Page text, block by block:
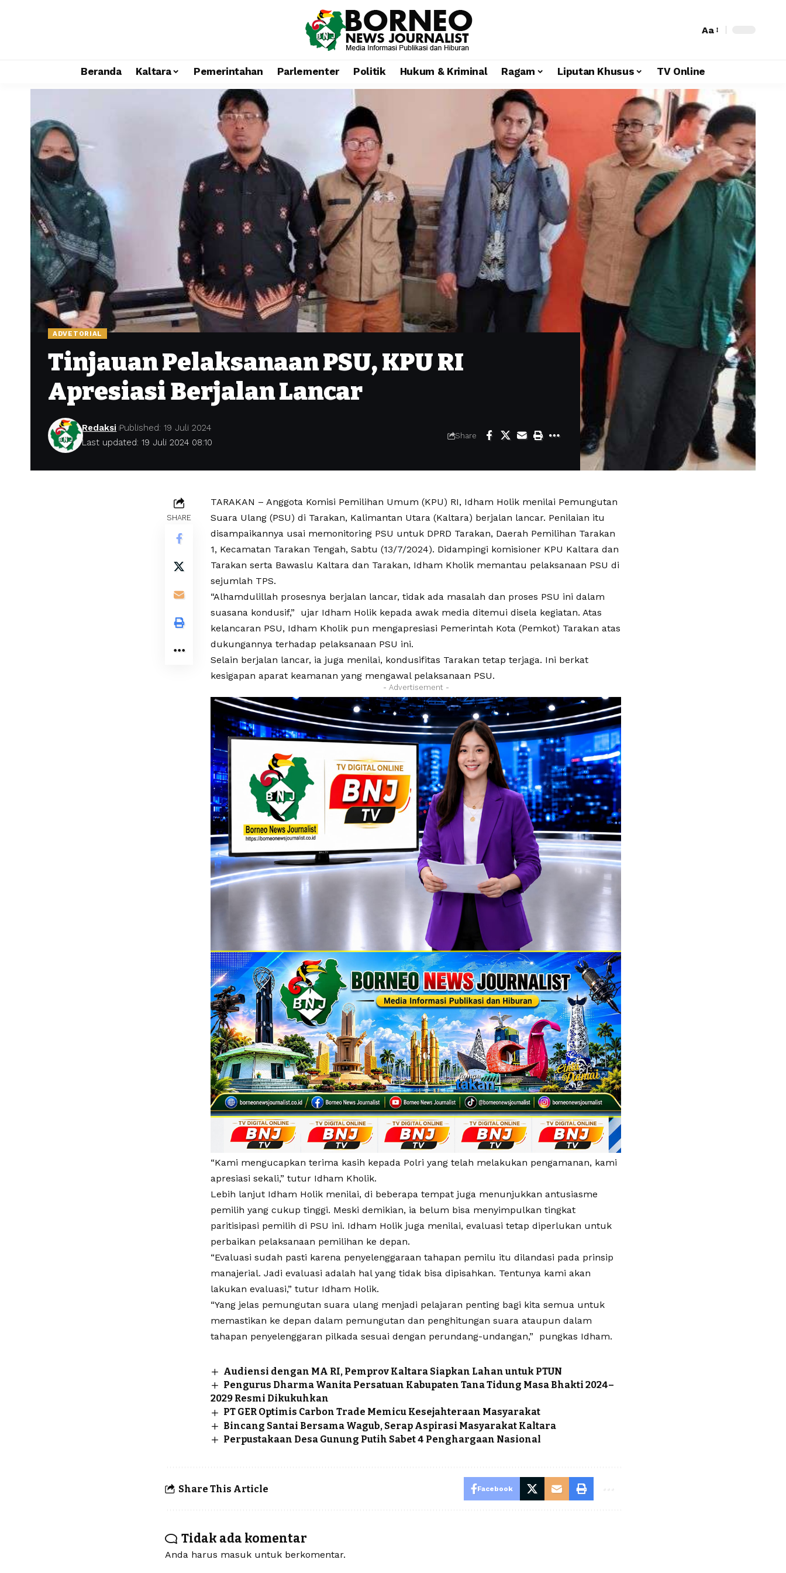
Aa
Beranda Kaltara Pemerintahan Parlementer Politik Hukum & Kriminal Ragam Liputan Khusus TV Online
ADVETORIAL
Tinjauan Pelaksanaan PSU, KPU RI
Apresiasi Berjalan Lancar
Last updated: 19 Juli 2024 08:10
Redaksi Published: 19 Juli 2024
Share
SHARE
TARAKAN – Anggota Komisi Pemilihan Umum (KPU) RI, Idham Holik menilai Pemungutan
Suara Ulang (PSU) di Tarakan, Kalimantan Utara (Kaltara) berjalan lancar. Penilaian itu
disampaikannya usai memonitoring PSU untuk DPRD Tarakan, Daerah Pemilihan Tarakan
1, Kecamatan Tarakan Tengah, Sabtu (13/7/2024). Didampingi komisioner KPU Kaltara dan
Tarakan serta Bawaslu Kaltara dan Tarakan, Idham Kholik memantau pelaksanaan PSU di
sejumlah TPS.
“Alhamdulillah prosesnya berjalan lancar, tidak ada masalah dan proses PSU ini dalam
suasana kondusif,” ujar Idham Holik kepada awak media ditemui disela kegiatan. Atas
kelancaran PSU, Idham Kholik pun mengapresiasi Pemerintah Kota (Pemkot) Tarakan atas
dukungannya terhadap pelaksanaan PSU ini.
Selain berjalan lancar, ia juga menilai, kondusifitas Tarakan tetap terjaga. Ini berkat
kesigapan aparat keamanan yang mengawal pelaksanaan PSU.
- Advertisement -
“Kami mengucapkan terima kasih kepada Polri yang telah melakukan pengamanan, kami
apresiasi sekali,” tutur Idham Kholik.
Lebih lanjut Idham Holik menilai, di beberapa tempat juga menunjukkan antusiasme
pemilih yang cukup tinggi. Meski demikian, ia belum bisa menyimpulkan tingkat
paritisipasi pemilih di PSU ini. Idham Holik juga menilai, evaluasi tetap diperlukan untuk
perbaikan pelaksanaan pemilihan ke depan.
“Evaluasi sudah pasti karena penyelenggaraan tahapan pemilu itu dilandasi pada prinsip
manajerial. Jadi evaluasi adalah hal yang tidak bisa dipisahkan. Tentunya kami akan
lakukan evaluasi,” tutur Idham Holik.
“Yang jelas pemungutan suara ulang menjadi pelajaran penting bagi kita semua untuk
memastikan ke depan dalam pemungutan dan penghitungan suara ataupun dalam
tahapan penyelenggaran pilkada sesuai dengan perundang-undangan,” pungkas Idham.
Audiensi dengan MA RI, Pemprov Kaltara Siapkan Lahan untuk PTUN
Pengurus Dharma Wanita Persatuan Kabupaten Tana Tidung Masa Bhakti 2024–
2029 Resmi Dikukuhkan
PT GER Optimis Carbon Trade Memicu Kesejahteraan Masyarakat
Bincang Santai Bersama Wagub, Serap Aspirasi Masyarakat Kaltara
Perpustakaan Desa Gunung Putih Sabet 4 Penghargaan Nasional
Share This Article Facebook
Tidak ada komentar
Anda harus masuk untuk berkomentar.